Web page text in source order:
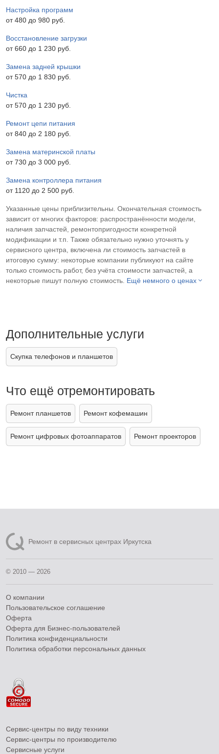
Настройка программ
от 480 до 980 pyб.
Восстановление загрузки
от 660 до 1 230 pyб.
Замена задней крышки
от 570 до 1 830 pyб.
Чистка
от 570 до 1 230 pyб.
Ремонт цепи питания
от 840 до 2 180 pyб.
Замена материнской платы
от 730 до 3 000 pyб.
Замена контроллера питания
от 1120 до 2 500 pyб.
Указанные цены приблизительны. Окончательная стоимость
зависит от многих факторов: распространённости модели,
наличия запчастей, ремонтопригодности конкретной
модификации и т.п. Также обязательно нужно уточнять у
сервисного центра, включена ли стоимость запчастей в
итоговую сумму: некоторые компании публикуют на сайте
только стоимость работ, без учёта стоимости запчастей, а
некоторые пишут полную стоимость. Ещё немного о ценах
Дополнительные услуги
Скупка телефонов и планшетов
Что ещё отремонтировать
Ремонт планшетов Ремонт кофемашин
Ремонт цифровых фотоаппаратов Ремонт проекторов
Ремонт в сервисных центрах Иркутска
© 2010 — 2026
О компании
Пользовательское соглашение
Оферта
Оферта для Бизнес-пользователей
Политика конфиденциальности
Политика обработки персональных данных
Сервис-центры по виду техники
Сервис-центры по производителю
Сервисные услуги